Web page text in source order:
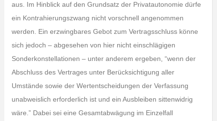
aus. Im Hinblick auf den Grundsatz der Privatautonomie dürfe
ein Kontrahierungszwang nicht vorschnell angenommen
werden. Ein erzwingbares Gebot zum Vertragsschluss könne
sich jedoch – abgesehen von hier nicht einschlägigen
Sonderkonstellationen – unter anderem ergeben, “wenn der
Abschluss des Vertrages unter Berücksichtigung aller
Umstände sowie der Wertentscheidungen der Verfassung
unabweislich erforderlich ist und ein Ausbleiben sittenwidrig
wäre.” Dabei sei eine Gesamtabwägung im Einzelfall